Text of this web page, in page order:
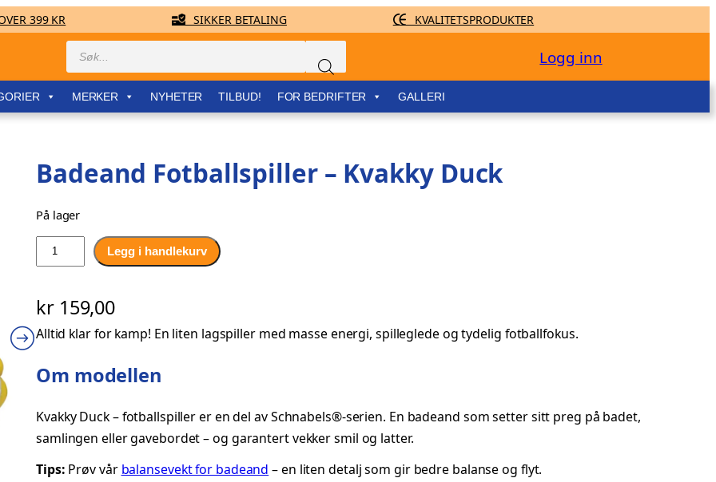
399 KR SIKKER BETALING KVALITETSPRODUKTER
Products
search Logg inn
MERKER NYHETER TILBUD! FOR BEDRIFTER GALLERI
Badeand Fotballspiller – Kvakky Duck
På lager
a
e
a
d
o
t
b
Legg i handlekurv
kr159,00
Alltid klar for kamp! En liten lagspiller med masse energi, spilleglede og tydelig fotballfokus.
Om modellen
Kvakky Duck – fotballspiller er en del av Schnabels®-serien. En badeand som setter sitt preg på badet,
samlingen eller gavebordet – og garantert vekker smil og latter.
Tips: Prøv vår balansevekt for badeand – en liten detalj som gir bedre balanse og flyt.